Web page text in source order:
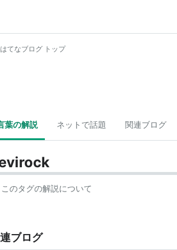
はてなブログ トップ
葉の解説 ネットで話題 関連ブログ
このタグの解説について
ブログ